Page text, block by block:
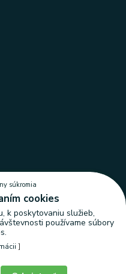
súkromia
súkromia
cookies
k poskytovaniu služieb,
používame súbory
]